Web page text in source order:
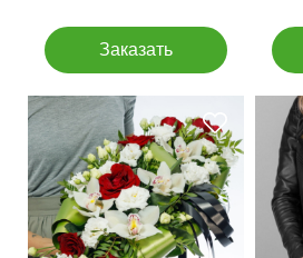
Орхидеи, розы, эустомы,
папоротник, фисташка,
ленты